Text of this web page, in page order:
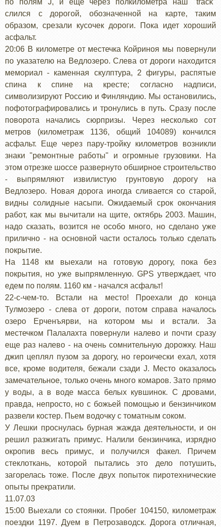
слился с дорогой, обозначенной на карте, таким
образом, срезали кусочек дороги. Пока идет хороший
асфальт.
20:06 В километре от местечка Койриноя мы повернули
по указателю на Ведлозеро. Слева от дороги находится
мемориал - каменная скулптура, 2 фигуры, распятые
спина к спине на кресте; согласно надписи,
символизируют Россию и Финляндию. Мы остановились,
пофотографировались и тронулись в путь. Сразу после
поворота начались сюрпризы. Через несколько сот
метров (километраж 1136, общий 104089) кончился
асфальт. Еще через пару-тройку километров возникли
знаки "ремонтные работы" и огромные грузовики. На
этом отрезке шоссе развернуто обширное строительство
- выпрямляют извилистую грунтовую дорогу на
Ведлозеро. Новая дорога иногда сливается со старой,
видны солидные насыпи. Ожидаемый срок окончания
работ, как мы вычитали на щите, октябрь 2003. Машин,
надо сказать, возится не особо много, но сделано уже
прилично - на основной части осталось только сделать
покрытие.
На 1148 км выехали на готовую дорогу, пока без
покрытия, но уже выпрямленную. GPS утверждает, что
едем по полям. 1160 км - начался асфальт!
22-с-чем-то. Встали на место! Проехали до конца
Тулмозеро - слева от дороги, потом справа началось
озеро Ерченъярви, на котором мы и встали. За
местечком Палалахта повернули налево и почти сразу
еще раз налево - на очень сомнительную дорожку. Наш
джип цеплял пузом за дорогу, но героически ехал, хотя
все, кроме водителя, бежали сзади J. Место оказалось
замечательное, только очень много комаров. Зато прямо
у воды, а в воде масса белых кувшинок. С дровами,
правда, непросто, но с божьей помощью и бензинчиком
развели костер. Пьем водочку с томатным соком.
У Лешки проснулась бурная жажда деятельности, и он
решил разжигать примус. Налили бензинчика, изрядно
окропив весь примус, и получился факел. Причем
стеклоткань, которой пытались это дело потушить,
загорелась тоже. После двух попыток пиротехнические
опыты прекратили.
11.07.03
15:00 Выехали со стоянки. Пробег 104150, километраж
поездки 1197. Дуем в Петрозаводск. Дорога отличная,